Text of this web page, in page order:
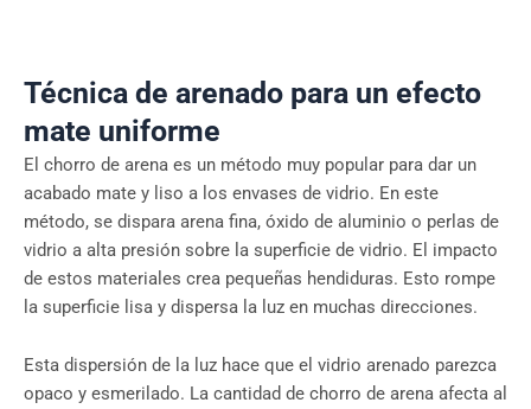
Técnica de arenado para un efecto
mate uniforme
El chorro de arena es un método muy popular para dar un
acabado mate y liso a los envases de vidrio. En este
método, se dispara arena fina, óxido de aluminio o perlas de
vidrio a alta presión sobre la superficie de vidrio. El impacto
de estos materiales crea pequeñas hendiduras. Esto rompe
la superficie lisa y dispersa la luz en muchas direcciones.
Esta dispersión de la luz hace que el vidrio arenado parezca
opaco y esmerilado. La cantidad de chorro de arena afecta al